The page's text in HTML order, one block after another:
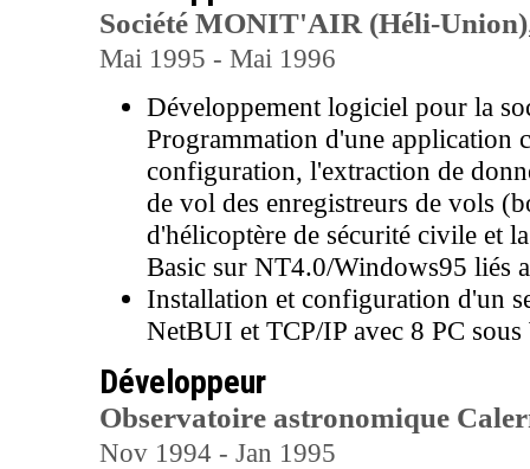
Société MONIT'AIR (Héli-Union)
Mai 1995 - Mai 1996
Développement logiciel pour la
Programmation d'une application
configuration, l'extraction de
de vol des enregistreurs de vols
d'hélicoptère de sécurité civile et
Basic sur NT4.0/Windows95 liés
Installation et configuration d'un
NetBUI et TCP/IP avec 8 PC
Développeur
Observatoire astronomique
Nov 1994 - Jan 1995